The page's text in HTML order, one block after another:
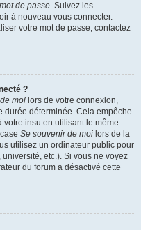
de passe. Suivez les
à nouveau vous connecter.
votre mot de passe, contactez
?
moi lors de votre connexion,
durée déterminée. Cela empêche
votre insu en utilisant le même
Se souvenir de moi lors de la
utilisez un ordinateur public pour
etc.). Si vous ne voyez
du forum a désactivé cette